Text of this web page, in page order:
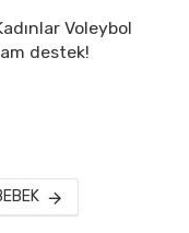
Voleybol
destek!